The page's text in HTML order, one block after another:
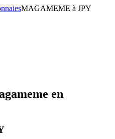
MAGAMEME à JPY
en